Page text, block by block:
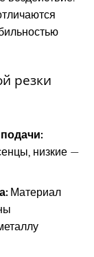
резки
низкие —
Материал